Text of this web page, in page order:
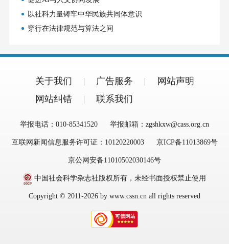
以社科力量铸牢中华民族共同体意识
穿行在法律规范与算法之间
关于我们 广告服务
网站声明
网站纠错
联系我们
举报电话：010-85341520 举报邮箱：zgshkxw@cass.org.cn
互联网新闻信息服务许可证：10120220003 京ICP备11013869号
京公网安备11010502030146号
中国社会科学杂志社版权所有，未经书面授权禁止使用
Copyright © 2011-2026 by www.cssn.cn all rights reserved